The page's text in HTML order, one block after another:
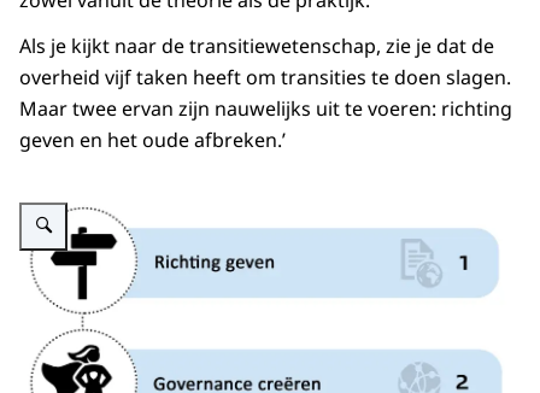
Als je kijkt naar de transitiewetenschap, zie je dat de
overheid vijf taken heeft om transities te doen slagen.
Maar twee ervan zijn nauwelijks uit te voeren: richting
geven en het oude afbreken.’
Vergroot afbeelding Tabel